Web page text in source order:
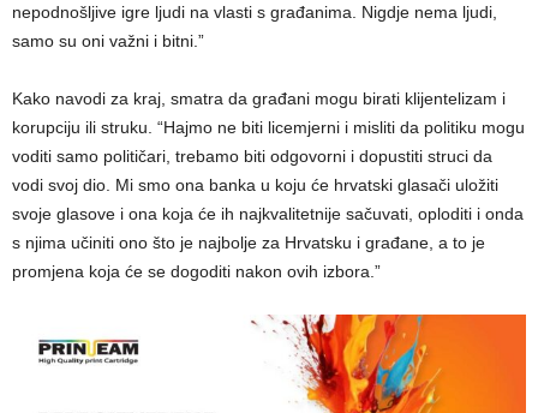
nepodnošljive igre ljudi na vlasti s građanima. Nigdje nema ljudi,
samo su oni važni i bitni.”
Kako navodi za kraj, smatra da građani mogu birati klijentelizam i
korupciju ili struku. “Hajmo ne biti licemjerni i misliti da politiku mogu
voditi samo političari, trebamo biti odgovorni i dopustiti struci da
vodi svoj dio. Mi smo ona banka u koju će hrvatski glasači uložiti
svoje glasove i ona koja će ih najkvalitetnije sačuvati, oploditi i onda
s njima učiniti ono što je najbolje za Hrvatsku i građane, a to je
promjena koja će se dogoditi nakon ovih izbora.”